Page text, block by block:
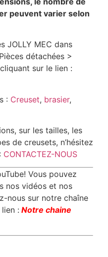
peuvent varier selon
JOLLY MEC dans
détachées >
sur le lien :
: Creuset, brasier,
sur les tailles, les
de creusets, n’hésitez
CONTACTEZ-NOUS
Vous pouvez
nos vidéos et nos
nous sur notre chaîne
: Notre chaine